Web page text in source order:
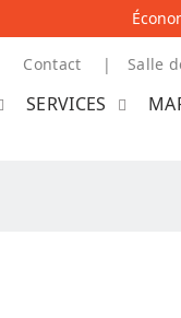
Contact Salle
SERVICES